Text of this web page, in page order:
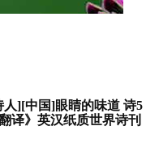
][中国]眼睛的味道 诗5
译》英汉纸质世界诗刊